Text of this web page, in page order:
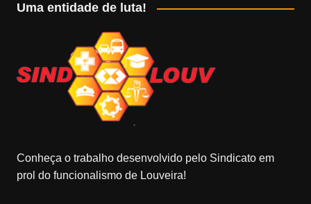
Uma entidade de luta!
Conheça o trabalho desenvolvido pelo Sindicato em
prol do funcionalismo de Louveira!